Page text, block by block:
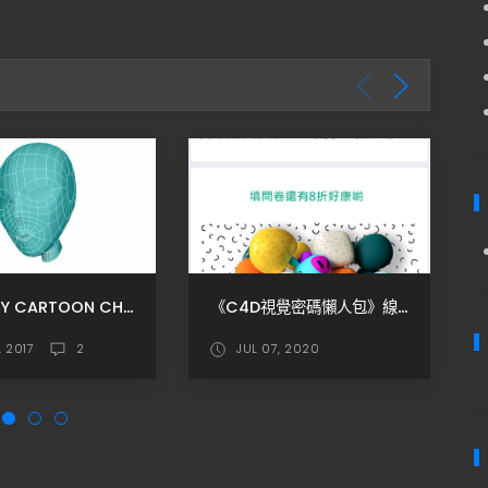
LOWPOLY CARTOON CHARACTER MODELING P2 / 低面數卡通角色建模P2 臉部細節
2017 2
《C4D視覺密碼懶人包》線上課程 課前問卷來囉 !
JUL 07, 2020